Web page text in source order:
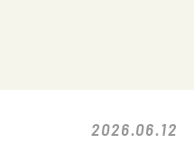
2026.06.12